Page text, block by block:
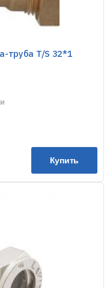
труба T/S 32*1
Купить